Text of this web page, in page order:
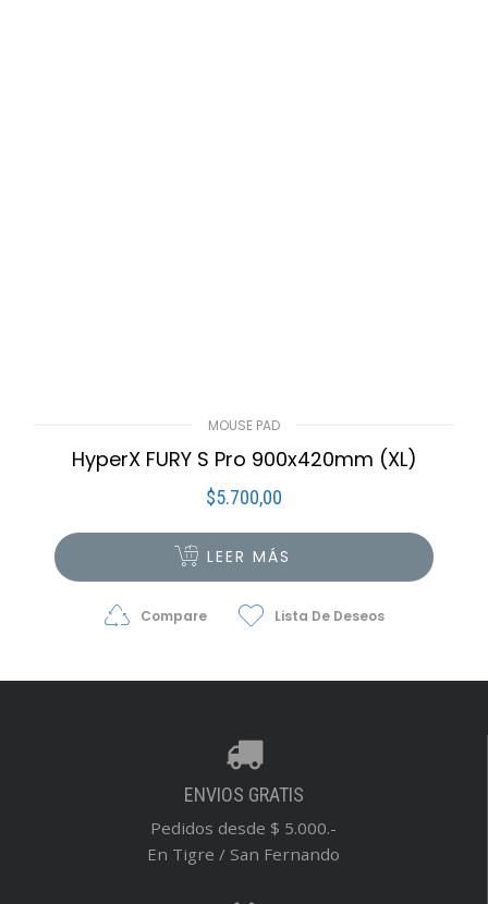
MOUSE PAD
HyperX FURY S Pro 900x420mm (XL)
$5.700,00
LEER MÁS
Compare Lista De Deseos
ENVIOS GRATIS
Pedidos desde $ 5.000.-
En Tigre / San Fernando